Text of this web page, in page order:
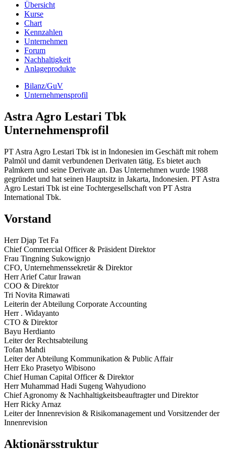
Übersicht
Kurse
Chart
Kennzahlen
Unternehmen
Forum
Nachhaltigkeit
Anlageprodukte
Bilanz/GuV
Unternehmensprofil
Astra Agro Lestari Tbk
Unternehmensprofil
PT Astra Agro Lestari Tbk ist in Indonesien im Geschäft mit rohem
Palmöl und damit verbundenen Derivaten tätig. Es bietet auch
Palmkern und seine Derivate an. Das Unternehmen wurde 1988
gegründet und hat seinen Hauptsitz in Jakarta, Indonesien. PT Astra
Agro Lestari Tbk ist eine Tochtergesellschaft von PT Astra
International Tbk.
Vorstand
Herr Djap Tet Fa
Chief Commercial Officer & Präsident Direktor
Frau Tingning Sukowignjo
CFO, Unternehmenssekretär & Direktor
Herr Arief Catur Irawan
COO & Direktor
Tri Novita Rimawati
Leiterin der Abteilung Corporate Accounting
Herr . Widayanto
CTO & Direktor
Bayu Herdianto
Leiter der Rechtsabteilung
Tofan Mahdi
Leiter der Abteilung Kommunikation & Public Affair
Herr Eko Prasetyo Wibisono
Chief Human Capital Officer & Direktor
Herr Muhammad Hadi Sugeng Wahyudiono
Chief Agronomy & Nachhaltigkeitsbeauftragter und Direktor
Herr Ricky Arnaz
Leiter der Innenrevision & Risikomanagement und Vorsitzender der
Innenrevision
Aktionärsstruktur